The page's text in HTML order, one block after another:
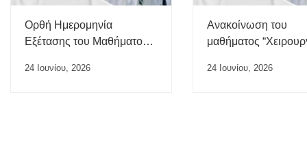
Ορθή Ημερομηνία
Εξέτασης του Μαθήματος
24 Ιουνίου, 2026
Ανακοίνωση του
μαθήματος
24 Ιουνίου, 2026